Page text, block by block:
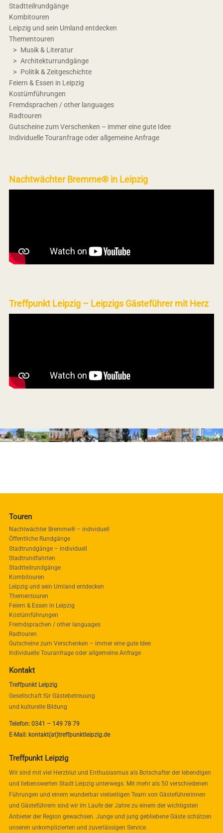
Stadtteilrundgänge
Kombitouren
Leipzig und sein Umland entdecken
Thementouren
Musik & Literatur
Architekturrundgänge
Politik & Zeitgeschichte
Feiern & Essen in Leipzig
Kostümführungen
Fremdsprachen / other languages
Radtouren
Gutscheine zum Verschenken – immer eine gute Idee
Individuelle Touranfrage oder allgemeine Anfrage
Nachtwächter Bremme® in Leipzig
Treffpunkt Leipzig – Leipzigs Gästeführer mit Herz
Touren
Nachtwächter Bremme® – individuell
Öffentliche Rundgänge
Stadtrundgänge – individuell
Stadtrundfahrten
Stadtteilrundgänge
Kombitouren
Leipzig und sein Umland entdecken
Thementouren
Feiern & Essen in Leipzig
Kostümführungen
Fremdsprachen / other languages
Radtouren
Gutscheine zum Verschenken – immer eine gute Idee
Individuelle Touranfrage oder allgemeine Anfrage
Kontakt
Treffpunkt Leipzig
Gesellschaft für Gästebetreuung
und kulturelle Bildung
Telefon: 0341 – 149 78 79
E-Mail: kontakt(at)treffpunktleipzig.de
Treffpunkt Leipzig
Wir sind mit viel Herzblut und Enthusiasmus als Botschafter der lebendigen
und liebenswerten Stadt Leipzig unterwegs. Mit mehr als 50 verschiedenen
Führungen und einem wunderbar vielseitigen Team von Gästeführerinnen
und Gästeführern sind wir im Laufe der Jahre zu einem der wichtigsten
Anbieter der Region gewachsen. Junge und jung gebliebene Gäste schätzen
unseren unkomplizierten und zuverlässigen Service.